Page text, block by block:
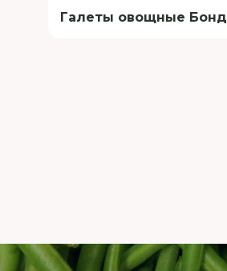
Галеты овощные